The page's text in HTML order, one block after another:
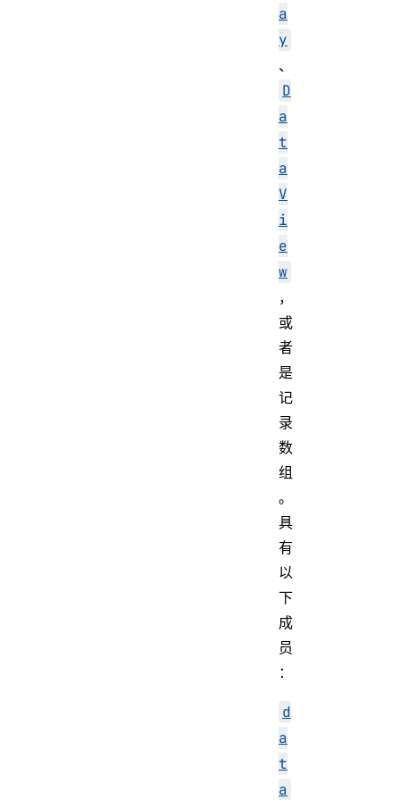
a
y
、
D
a
t
a
V
i
e
w
，
或
者
是
记
录
数
组
。
具
有
以
下
成
员
：
d
a
t
a